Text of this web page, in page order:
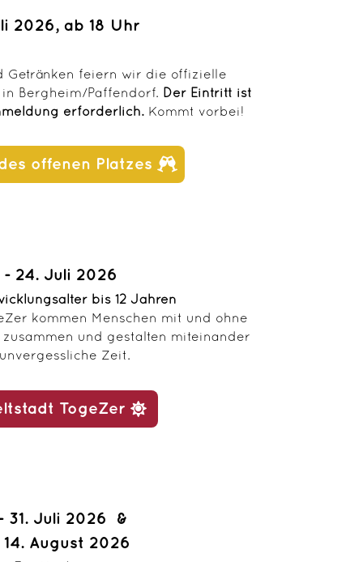
2026, ab 18 Uhr
Getränken feiern wir die offizielle
Bergheim/Paffendorf. Der Eintritt ist
erforderlich. Kommt vorbei!
offenen Platzes
- 24. Juli 2026
bis 12 Jahren
kommen Menschen mit und ohne
und gestalten miteinander
Zeit.
TogeZer
31. Juli 2026 &
14. August 2026